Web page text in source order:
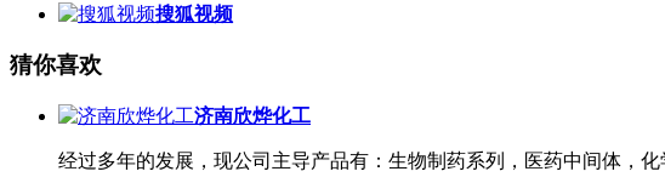
搜狐视频
猜你喜欢
济南欣烨化工
经过多年的发展，现公司主导产品有：生物制药系列，医药中间体，